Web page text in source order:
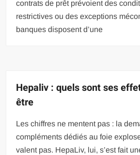
contrats de prêt prévoient des
restrictives ou des exceptions
banques disposent d’une
Hepaliv : quels sont ses
être
Les chiffres ne mentent pas : la
compléments dédiés au foie
valent pas. HepaLiv, lui, s’est fait